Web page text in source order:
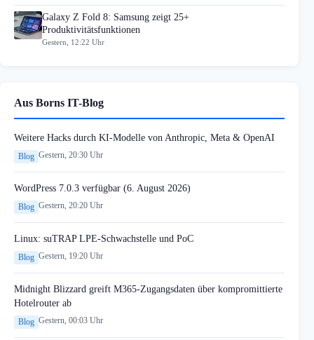
Galaxy Z Fold 8: Samsung zeigt 25+
Produktivitätsfunktionen
Gestern, 12:22 Uhr
Aus Borns IT-Blog
Weitere Hacks durch KI-Modelle von Anthropic, Meta & OpenAI
Blog Gestern, 20:30 Uhr
WordPress 7.0.3 verfügbar (6. August 2026)
Blog Gestern, 20:20 Uhr
Linux: suTRAP LPE-Schwachstelle und PoC
Blog Gestern, 19:20 Uhr
Midnight Blizzard greift M365-Zugangsdaten über kompromittierte
Hotelrouter ab
Blog Gestern, 00:03 Uhr